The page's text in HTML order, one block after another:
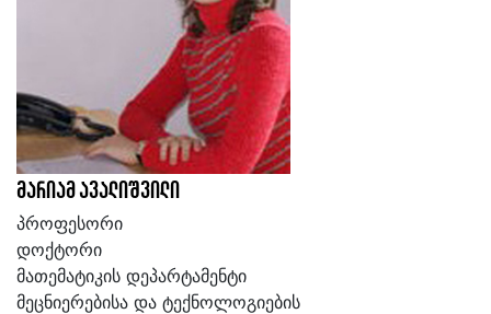
მარიამ ავალიშვილი
პროფესორი
დოქტორი
მათემატიკის დეპარტამენტი
მეცნიერებისა და ტექნოლოგიების